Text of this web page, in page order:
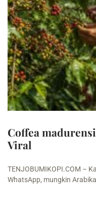
Coffea
Viral
TENJOBUMIKOPI.COM –
WhatsApp, mungkin